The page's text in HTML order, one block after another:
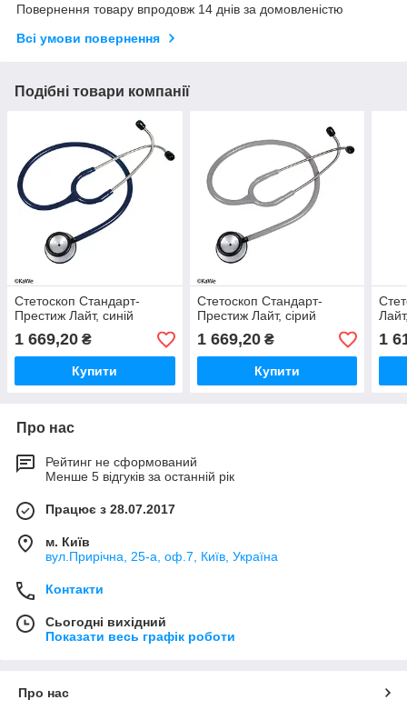
Повернення товару впродовж 14 днів за домовленістю
Всі умови повернення
Подібні товари компанії
Стетоскоп Стандарт-
Престиж Лайт, синій
1 669,20 ₴
Купити
Стетоскоп Стандарт-
Престиж Лайт, сірий
1 669,20₴
Купити
1
Про нас
Рейтинг не сформований
Менше 5 відгуків за останній рік
Працює з 28.07.2017
м. Київ
вул.Прирічна, 25-а, оф.7, Київ, Україна
Контакти
Сьогодні вихідний
Показати весь графік роботи
Про нас